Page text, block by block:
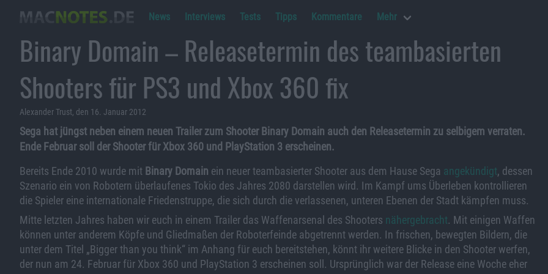
News Interviews Tests Tipps Kommentare Mehr
Binary Domain – Releasetermin des teambasierten
Shooters für PS3 und Xbox 360 fix
Alexander Trust, den 16. Januar 2012
Sega hat jüngst neben einem neuen Trailer zum Shooter Binary Domain auch den Releasetermin zu selbigem verraten.
Ende Februar soll der Shooter für Xbox 360 und PlayStation 3 erscheinen.
Bereits Ende 2010 wurde mit Binary Domain ein neuer teambasierter Shooter aus dem Hause Sega angekündigt, dessen
Szenario ein von Robotern überlaufenes Tokio des Jahres 2080 darstellen wird. Im Kampf ums Überleben kontrollieren
die Spieler eine internationale Friedenstruppe, die sich durch die verlassenen, unteren Ebenen der Stadt kämpfen muss.
Mitte letzten Jahres haben wir euch in einem Trailer das Waffenarsenal des Shooters nähergebracht. Mit einigen Waffen
können unter anderem Köpfe und Gliedmaßen der Roboterfeinde abgetrennt werden. In frischen, bewegten Bildern, die
unter dem Titel „Bigger than you think“ im Anhang für euch bereitstehen, könnt ihr weitere Blicke in den Shooter werfen,
der nun am 24. Februar für Xbox 360 und PlayStation 3 erscheinen soll. Ursprünglich war der Release eine Woche eher